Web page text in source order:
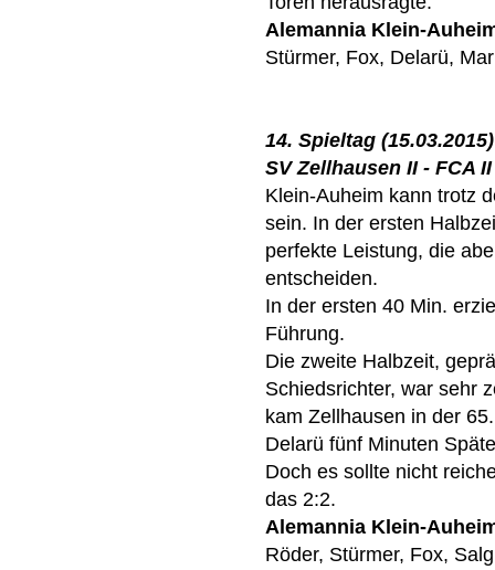
Alemannia Klein-
Stürmer, Fox, Delarü,
14. Spieltag (15.03.2015)
SV Zellhausen II - FCA
Klein-Auheim kann trotz
sein. In der ersten
perfekte Leistung, die
entscheiden.
In der ersten 40 Min.
Führung.
Die zweite Halbzeit,
Schiedsrichter, war sehr
kam Zellhausen in der
Delarü fünf Minuten
Doch es sollte nicht
das 2:2.
Alemannia Klein-
Röder, Stürmer, Fox,